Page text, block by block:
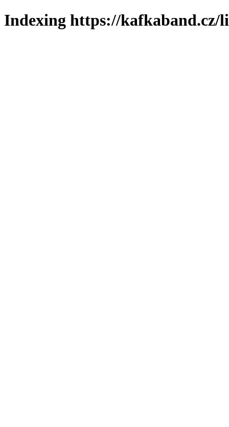
Indexing https://kafkaband.cz/